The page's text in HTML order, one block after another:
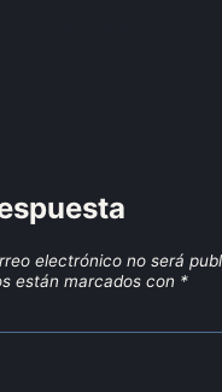
electrónico no será
están marcados con *